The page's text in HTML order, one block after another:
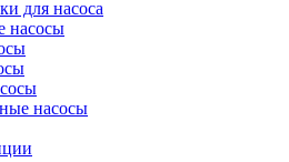
для насоса
насосы
насосы